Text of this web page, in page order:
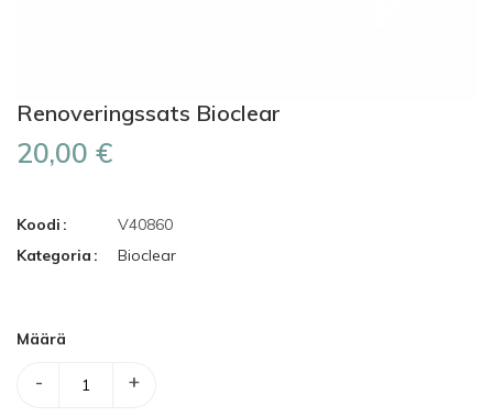
Renoveringssats Bioclear
20,00 €
Koodi
V40860
Kategoria
Bioclear
Määrä
- +